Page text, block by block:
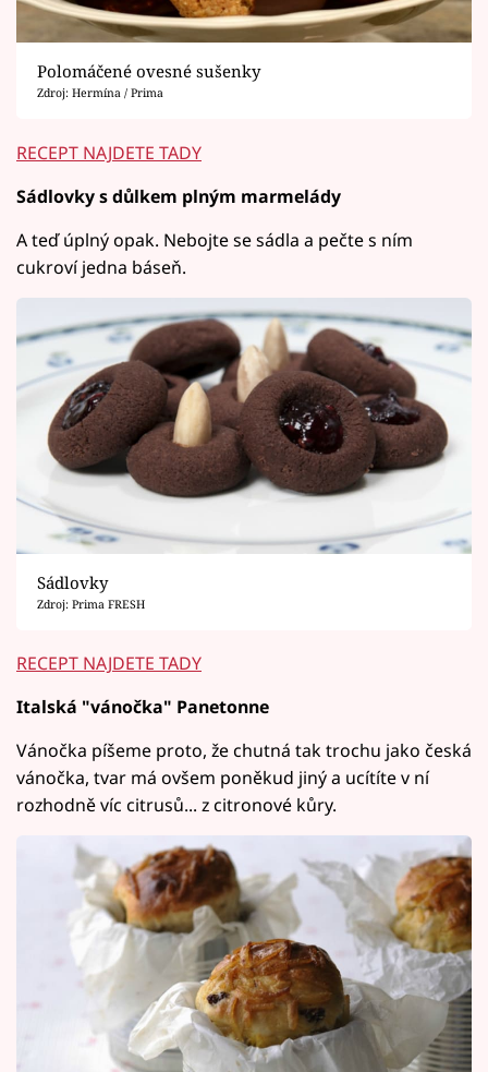
Polomáčené ovesné sušenky
Zdroj: Hermína / Prima
RECEPT NAJDETE TADY
Sádlovky s důlkem plným marmelády
A teď úplný opak. Nebojte se sádla a pečte s ním
cukroví jedna báseň.
Sádlovky
Zdroj: Prima FRESH
RECEPT NAJDETE TADY
Italská "vánočka" Panetonne
Vánočka píšeme proto, že chutná tak trochu jako česká
vánočka, tvar má ovšem poněkud jiný a ucítíte v ní
rozhodně víc citrusů... z citronové kůry.